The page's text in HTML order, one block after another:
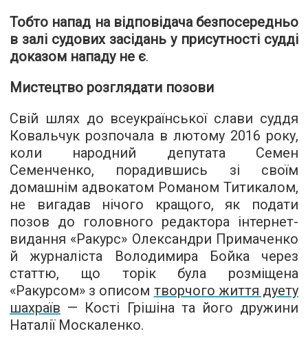
Тобто напад на відповідача безпосередньо
в залі судових засідань у присутності судді
доказом нападу не є.
Мистецтво розглядати позови
Свій шлях до всеукраїнської слави суддя
Ковальчук розпочала в лютому 2016 року,
коли народний депутата Семен
Семенченко, порадившись зі своїм
домашнім адвокатом Романом Титикалом,
не вигадав нічого кращого, як подати
позов до головного редактора інтернет-
видання «Ракурс» Олександри Примаченко
й журналіста Володимира Бойка через
статтю, що торік була розміщена
«Ракурсом» з описом творчого життя дуету
шахраїв — Кості Грішіна та його дружини
Наталії Москаленко.